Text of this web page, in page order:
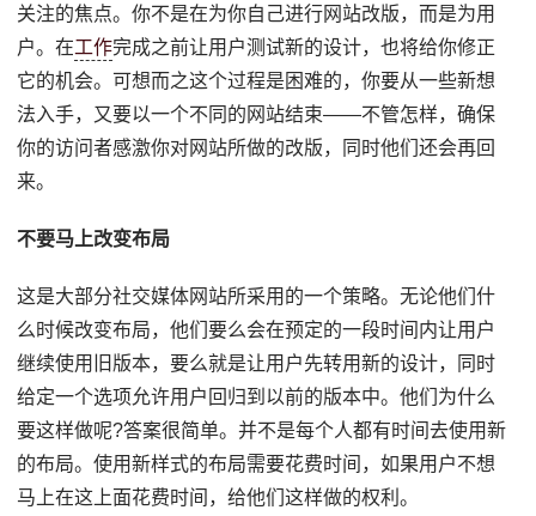
关注的焦点。你不是在为你自己进行网站改版，而是为用
户。在工作完成之前让用户测试新的设计，也将给你修正
它的机会。可想而之这个过程是困难的，你要从一些新想
法入手，又要以一个不同的网站结束——不管怎样，确保
你的访问者感激你对网站所做的改版，同时他们还会再回
来。
不要马上改变布局
这是大部分社交媒体网站所采用的一个策略。无论他们什
么时候改变布局，他们要么会在预定的一段时间内让用户
继续使用旧版本，要么就是让用户先转用新的设计，同时
给定一个选项允许用户回归到以前的版本中。他们为什么
要这样做呢?答案很简单。并不是每个人都有时间去使用新
的布局。使用新样式的布局需要花费时间，如果用户不想
马上在这上面花费时间，给他们这样做的权利。